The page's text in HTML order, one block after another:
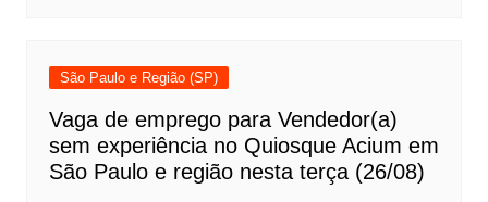
São Paulo e Região (SP)
Vaga de emprego para Vendedor(a)
sem experiência no Quiosque Acium em
São Paulo e região nesta terça (26/08)